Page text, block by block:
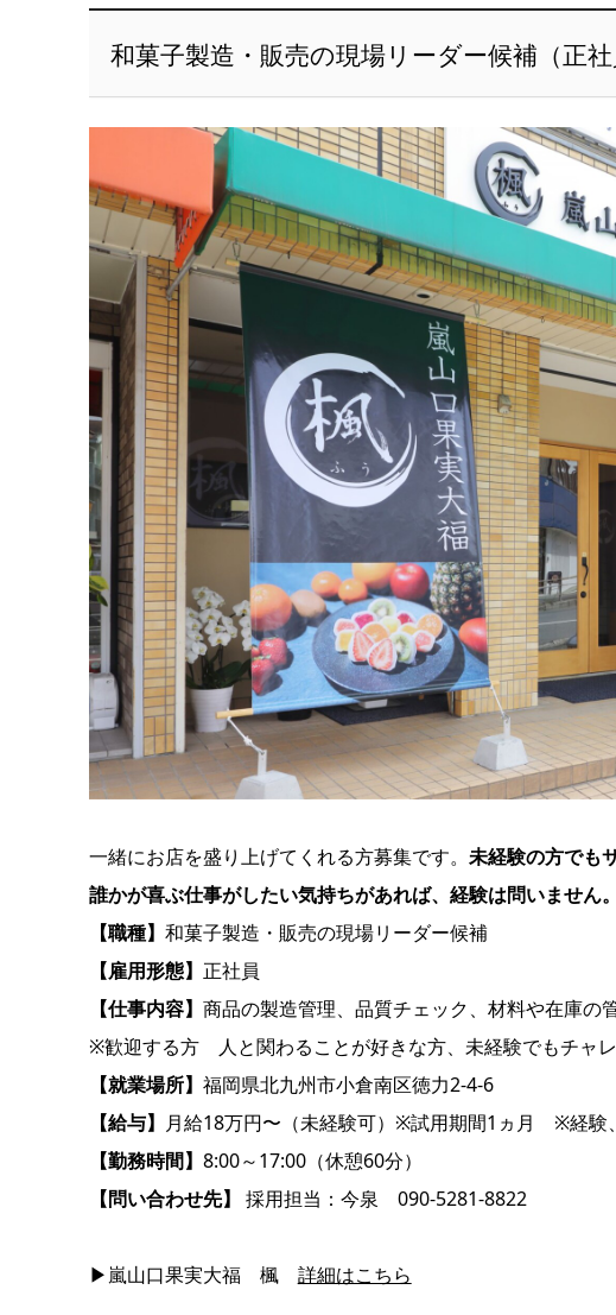
和菓子製造・販売の現場リーダー候補（正
一緒にお店を盛り上げてくれる方募集です。 未経験の方でも
誰かが喜ぶ仕事がしたい気持ちがあれば、経験は問いません。
【職種】 和菓子製造・販売の現場リーダー候補
【雇用形態】 正社員
【仕事内容】 商品の製造管理、品質チェック、材料や在庫の
※歓迎する方 人と関わることが好きな方、未経験でもチャ
【就業場所】 福岡県北九州市小倉南区徳力2-4-6
【給与】 月給18万円〜（未経験可）※試用期間1ヵ月 ※経
【勤務時間】 8:00～17:00（休憩60分）
【問い合わせ先】
採用担当：今泉 090-5281-8822
▶嵐山口果実大福 楓 詳細はこちら